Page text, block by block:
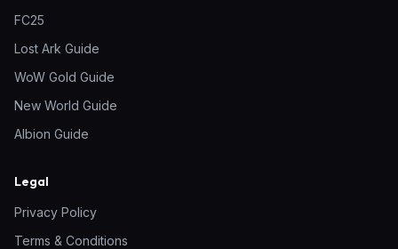
FC25
Lost Ark Guide
WoW Gold Guide
New World Guide
Albion Guide
Legal
Privacy Policy
Terms & Conditions